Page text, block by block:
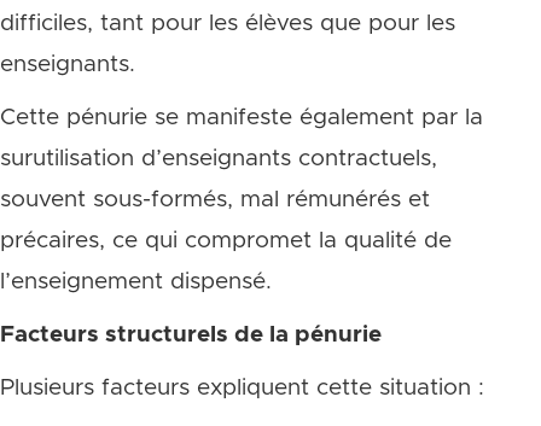
difficiles, tant pour les élèves que pour les
enseignants.
Cette pénurie se manifeste également par la
surutilisation d’enseignants contractuels,
souvent sous-formés, mal rémunérés et
précaires, ce qui compromet la qualité de
l’enseignement dispensé.
Facteurs structurels de la pénurie
Plusieurs facteurs expliquent cette situation :